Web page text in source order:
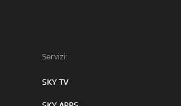
Servizi:
SKY TV